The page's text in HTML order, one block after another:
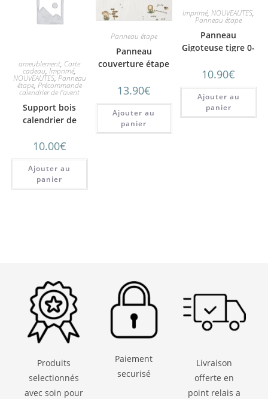
ameublement, Carte
cadeau,Imprimé,
NOUVEAUTES,Panneau
étape, Précommande
calendrier de l'avent
Support bois
calendrier de
10.00€
Ajouter au
panier
Panneau étape
Panneau
couverture étape
13.90€
Ajouter au
panier
Imprimé,NOUVEAUTES,
Panneau étape
Panneau
Gigoteuse tigre 0-
10.90€
Ajouter au
panier
Produits
selectionnés
avec soin pour
Paiement
securisé
Livraison
offerte en
point relais a